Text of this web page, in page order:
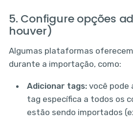
5. Configure opções
houver)
Algumas plataformas
durante a importação, como:
Adicionar tags: você pode
tag específica a todos os
estão sendo importados